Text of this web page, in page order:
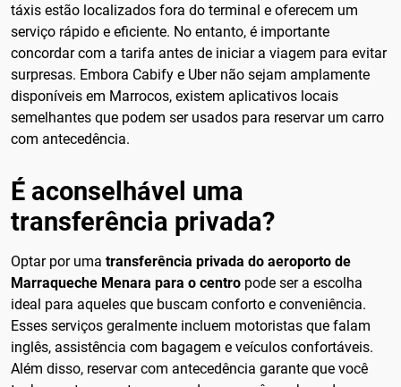
táxis estão localizados fora do terminal e oferecem um
serviço rápido e eficiente. No entanto, é importante
concordar com a tarifa antes de iniciar a viagem para evitar
surpresas. Embora Cabify e Uber não sejam amplamente
disponíveis em Marrocos, existem aplicativos locais
semelhantes que podem ser usados para reservar um carro
com antecedência.
É aconselhável uma
transferência privada?
Optar por uma transferência privada do aeroporto de
Marraqueche Menara para o centro pode ser a escolha
ideal para aqueles que buscam conforto e conveniência.
Esses serviços geralmente incluem motoristas que falam
inglês, assistência com bagagem e veículos confortáveis.
Além disso, reservar com antecedência garante que você